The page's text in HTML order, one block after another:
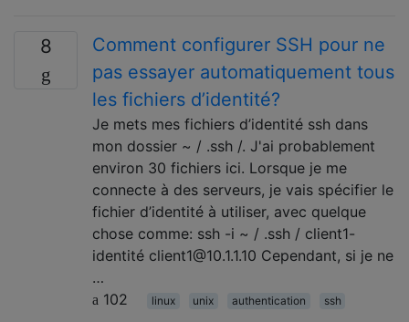
8
Comment configurer SSH pour ne
pas essayer automatiquement tous
les fichiers d’identité?
Je mets mes fichiers d’identité ssh dans
mon dossier ~ / .ssh /. J'ai probablement
environ 30 fichiers ici. Lorsque je me
connecte à des serveurs, je vais spécifier le
fichier d’identité à utiliser, avec quelque
chose comme: ssh -i ~ / .ssh / client1-
identité client1@10.1.1.10 Cependant, si je ne
…
102
linux unix authentication ssh